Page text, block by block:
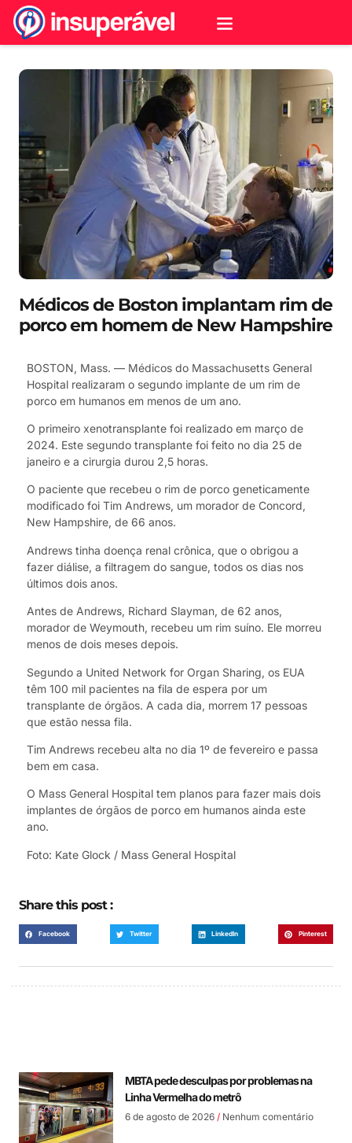
Médicos de Boston implantam rim de
porco em homem de New Hampshire
BOSTON, Mass. — Médicos do Massachusetts General
Hospital realizaram o segundo implante de um rim de
porco em humanos em menos de um ano.
O primeiro xenotransplante foi realizado em março de
2024. Este segundo transplante foi feito no dia 25 de
janeiro e a cirurgia durou 2,5 horas.
O paciente que recebeu o rim de porco geneticamente
modificado foi Tim Andrews, um morador de Concord,
New Hampshire, de 66 anos.
Andrews tinha doença renal crônica, que o obrigou a
fazer diálise, a filtragem do sangue, todos os dias nos
últimos dois anos.
Antes de Andrews, Richard Slayman, de 62 anos,
morador de Weymouth, recebeu um rim suíno. Ele morreu
menos de dois meses depois.
Segundo a United Network for Organ Sharing, os EUA
têm 100 mil pacientes na fila de espera por um
transplante de órgãos. A cada dia, morrem 17 pessoas
que estão nessa fila.
Tim Andrews recebeu alta no dia 1º de fevereiro e passa
bem em casa.
O Mass General Hospital tem planos para fazer mais dois
implantes de órgãos de porco em humanos ainda este
ano.
Foto: Kate Glock / Mass General Hospital
Share this post :
Facebook Twitter LinkedIn Pinterest
MBTA pede desculpas por problemas na
Linha Vermelha do metrô
6 de agosto de 2026 Nenhum comentário